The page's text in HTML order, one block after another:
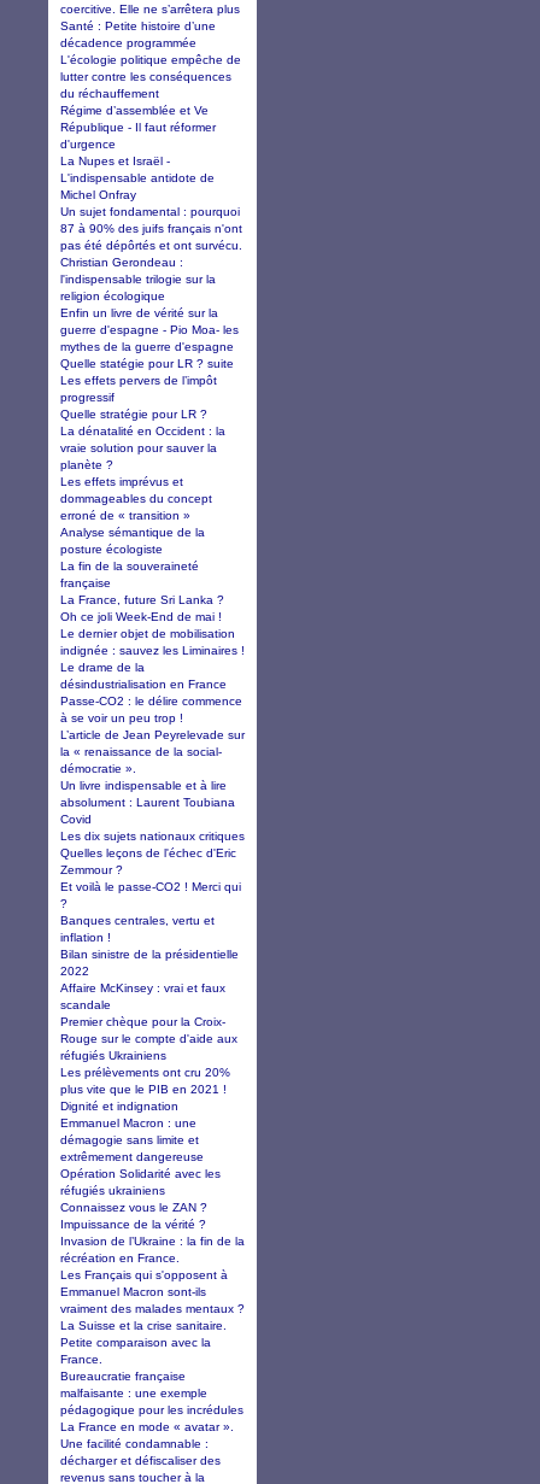
coercitive. Elle ne s’arrêtera plus
Santé : Petite histoire d’une
décadence programmée
L'écologie politique empêche de
lutter contre les conséquences
du réchauffement
Régime d’assemblée et Ve
République - Il faut réformer
d'urgence
La Nupes et Israël -
L'indispensable antidote de
Michel Onfray
Un sujet fondamental : pourquoi
87 à 90% des juifs français n'ont
pas été dépôrtés et ont survécu.
Christian Gerondeau :
l'indispensable trilogie sur la
religion écologique
Enfin un livre de vérité sur la
guerre d'espagne - Pio Moa- les
mythes de la guerre d'espagne
Quelle statégie pour LR ? suite
Les effets pervers de l’impôt
progressif
Quelle stratégie pour LR ?
La dénatalité en Occident : la
vraie solution pour sauver la
planète ?
Les effets imprévus et
dommageables du concept
erroné de « transition »
Analyse sémantique de la
posture écologiste
La fin de la souveraineté
française
La France, future Sri Lanka ?
Oh ce joli Week-End de mai !
Le dernier objet de mobilisation
indignée : sauvez les Liminaires !
Le drame de la
désindustrialisation en France
Passe-CO2 : le délire commence
à se voir un peu trop !
L’article de Jean Peyrelevade sur
la « renaissance de la social-
démocratie ».
Un livre indispensable et à lire
absolument : Laurent Toubiana
Covid
Les dix sujets nationaux critiques
Quelles leçons de l'échec d'Eric
Zemmour ?
Et voilà le passe-CO2 ! Merci qui
?
Banques centrales, vertu et
inflation !
Bilan sinistre de la présidentielle
2022
Affaire McKinsey : vrai et faux
scandale
Premier chèque pour la Croix-
Rouge sur le compte d'aide aux
réfugiés Ukrainiens
Les prélèvements ont cru 20%
plus vite que le PIB en 2021 !
Dignité et indignation
Emmanuel Macron : une
démagogie sans limite et
extrêmement dangereuse
Opération Solidarité avec les
réfugiés ukrainiens
Connaissez vous le ZAN ?
Impuissance de la vérité ?
Invasion de l’Ukraine : la fin de la
récréation en France.
Les Français qui s'opposent à
Emmanuel Macron sont-ils
vraiment des malades mentaux ?
La Suisse et la crise sanitaire.
Petite comparaison avec la
France.
Bureaucratie française
malfaisante : une exemple
pédagogique pour les incrédules
La France en mode « avatar ».
Une facilité condamnable :
décharger et défiscaliser des
revenus sans toucher à la